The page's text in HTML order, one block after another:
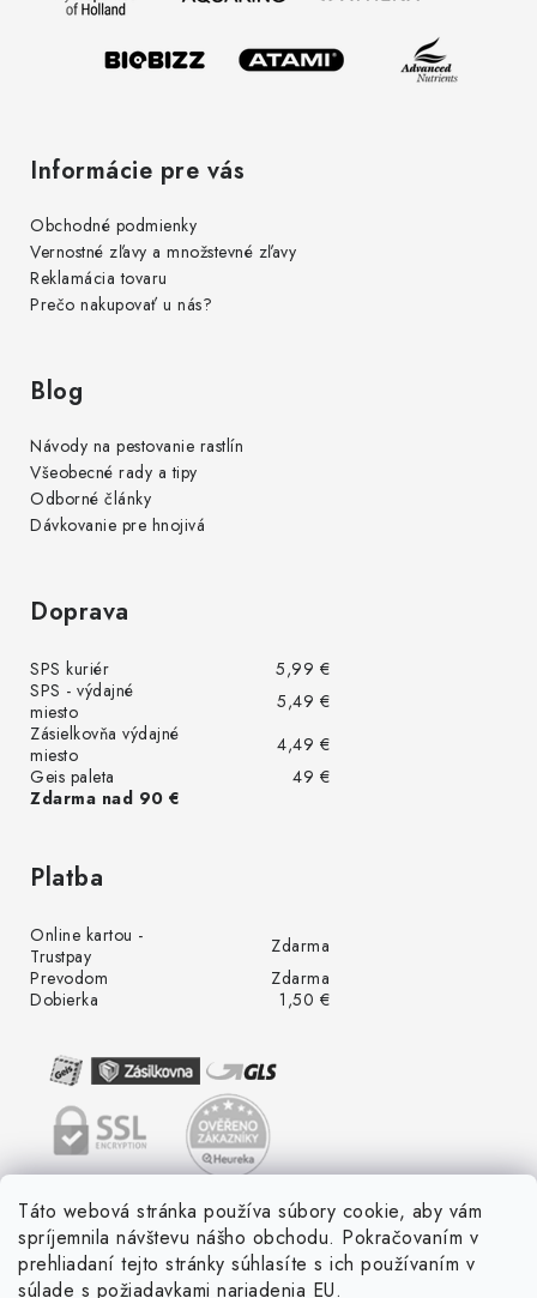
Táto webová stránka používa súbory cookie, aby vám
spríjemnila návštevu nášho obchodu. Pokračovaním v
prehliadaní tejto stránky súhlasíte s ich používaním v
súlade s požiadavkami nariadenia EU.
Informácie pre vás
Obchodné podmienky
Vernostné zľavy a množstevné zľavy
Reklamácia tovaru
Prečo nakupovať u nás?
Blog
Návody na pestovanie rastlín
Všeobecné rady a tipy
Odborné články
Dávkovanie pre hnojivá
Doprava
SPS kuriér
5,99 €
SPS - výdajné
miesto
5,49 €
Zásielkovňa výdajné
miesto
4,49 €
Geis paleta
49 €
Zdarma nad 90 €
Platba
Online kartou -
Trustpay
Zdarma
Prevodom
Zdarma
Dobierka
1,50 €